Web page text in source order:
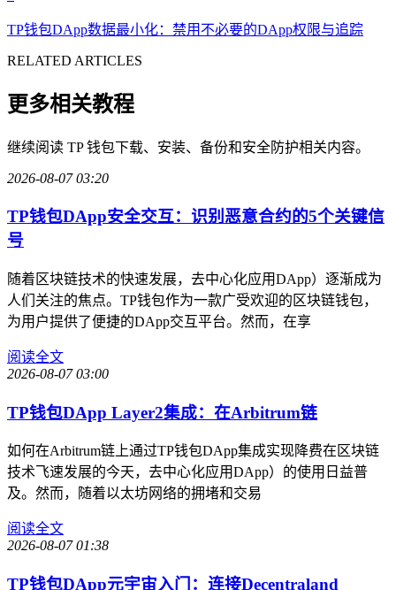
TP钱包DApp数据最小化：禁用不必要的DApp权限与追踪
RELATED ARTICLES
更多相关教程
继续阅读 TP 钱包下载、安装、备份和安全防护相关内容。
2026-08-07 03:20
TP钱包DApp安全交互：识别恶意合约的5个关键信
号
随着区块链技术的快速发展，去中心化应用DApp）逐渐成为
人们关注的焦点。TP钱包作为一款广受欢迎的区块链钱包，
为用户提供了便捷的DApp交互平台。然而，在享
阅读全文
2026-08-07 03:00
TP钱包DApp Layer2集成：在Arbitrum链
如何在Arbitrum链上通过TP钱包DApp集成实现降费在区块链
技术飞速发展的今天，去中心化应用DApp）的使用日益普
及。然而，随着以太坊网络的拥堵和交易
阅读全文
2026-08-07 01:38
TP钱包DApp元宇宙入门：连接Decentraland